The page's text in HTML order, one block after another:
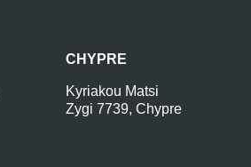
CHYPRE
Kyriakou Matsi
Zygi 7739, Chypre